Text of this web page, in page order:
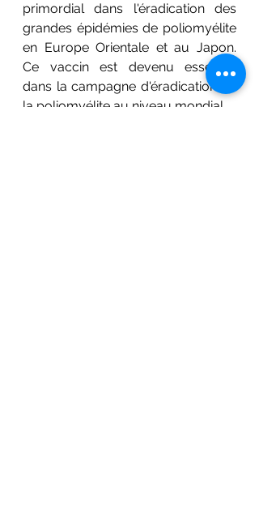
primordial dans l'éradication des
grandes épidémies de poliomyélite
en Europe Orientale et au Japon.
Ce vaccin est devenu essentiel
dans la campagne d'éradication de
la poliomyélite au niveau mondial.